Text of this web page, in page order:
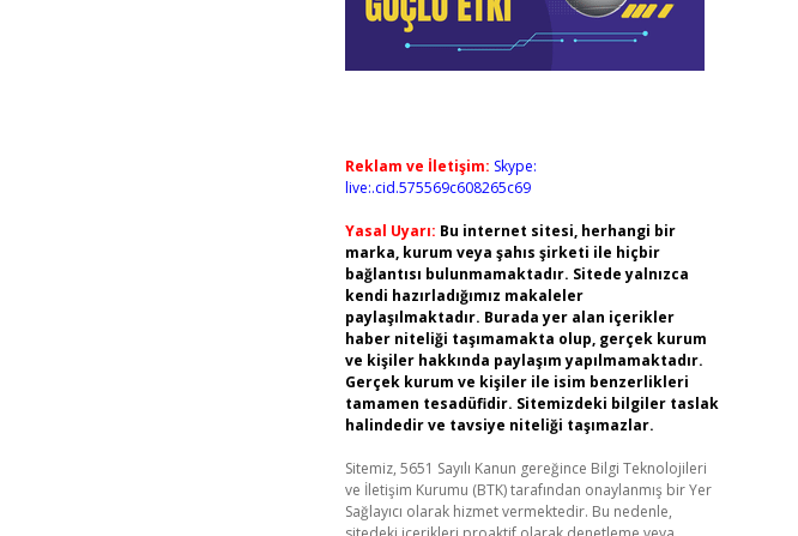
Reklam ve İletişim: Skype:
live:.cid.575569c608265c69
Yasal Uyarı: Bu internet sitesi, herhangi bir
marka, kurum veya şahıs şirketi ile hiçbir
bağlantısı bulunmamaktadır. Sitede yalnızca
kendi hazırladığımız makaleler
paylaşılmaktadır. Burada yer alan içerikler
haber niteliği taşımamakta olup, gerçek kurum
ve kişiler hakkında paylaşım yapılmamaktadır.
Gerçek kurum ve kişiler ile isim benzerlikleri
tamamen tesadüfidir. Sitemizdeki bilgiler taslak
halindedir ve tavsiye niteliği taşımazlar.
Sitemiz, 5651 Sayılı Kanun gereğince Bilgi Teknolojileri
ve İletişim Kurumu (BTK) tarafından onaylanmış bir Yer
Sağlayıcı olarak hizmet vermektedir. Bu nedenle,